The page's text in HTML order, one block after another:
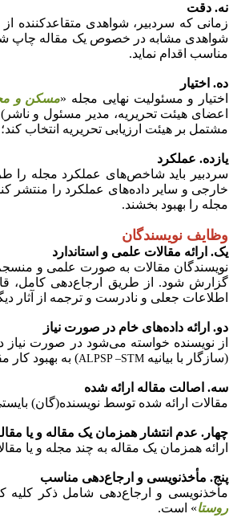
نه. دقت
زمانی که سردبیر، شواهدی متقاعدکننده
شواهدی مشابه در خصوص یک مقاله چاپ شده
مناسب اقدام نماید.
ده. اختیار
اختیار و مسئولیت نهایی مجله «مسکن و
اعضای هیئت تحریریه، مدیر مسئول و
مشتمل بر هیئت ارزیابی تحریریه انتخاب
یازده. عملکرد
سردبیر باید شاخص‌های عملکرد مجله را
خارجی و سایر داده‌های عملکرد را منتشر
مجله را بهبود بخشند.
وظایف نویسندگان
یک. ارائه مقالات علمی و استاندارد
نویسندگان مقالات به صورت علمی و
گزارش شود. از طریق ارجاع‌دهی کامل،
اطلاعات جعلی و نادرست و ترجمه از آثار
دو. ارائه داده‌های خام در صورت نیاز
از نویسنده خواسته می‌شود در صورت نیاز
(سازگار با بیانیه ALPSP –STM) به بهبود کار
سه. اصالت مقاله ارائه شده
مقالات ارائه شده توسط نویسنده(گان)
چهار. عدم انتشار همزمان یک مقاله و یا
ارائه همزمان یک مقاله به چند مجله و یا
پنج. مأخذنویسی و ارجاع‌دهی مناسب
مأخذنویسی و ارجاع‌دهی شامل ذکر کلیه
روستا» است.